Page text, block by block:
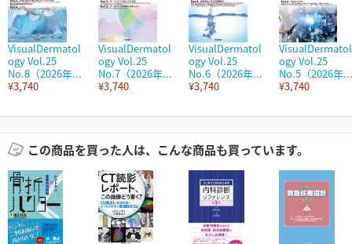
VisualDermatol
ogy Vol.25
No.8（2026年...
¥3,740
VisualDermatol
ogy Vol.25
No.7（2026年...
¥3,740
VisualDermatol
ogy Vol.25
No.6（2026年...
¥3,740
VisualDermatol
ogy Vol.25
No.5（2026年...
¥3,740
この商品を買った人は、こんな商品も買っています。